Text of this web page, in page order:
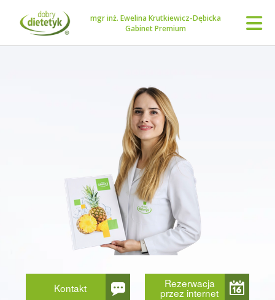
mgr inż. Ewelina Krutkiewicz-Dębicka
Gabinet Premium
Kontakt Rezerwacja
przez internet